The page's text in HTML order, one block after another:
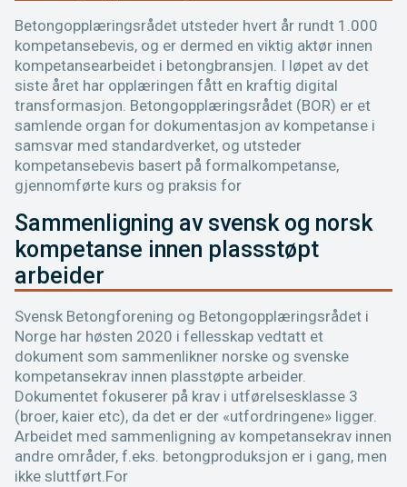
Betongopplæringsrådet utsteder hvert år rundt 1.000
kompetansebevis, og er dermed en viktig aktør innen
kompetansearbeidet i betongbransjen. I løpet av det
siste året har opplæringen fått en kraftig digital
transformasjon. Betongopplæringsrådet (BOR) er et
samlende organ for dokumentasjon av kompetanse i
samsvar med standardverket, og utsteder
kompetansebevis basert på formalkompetanse,
gjennomførte kurs og praksis for
Sammenligning av svensk og norsk
kompetanse innen plassstøpt
arbeider
Svensk Betongforening og Betongopplæringsrådet i
Norge har høsten 2020 i fellesskap vedtatt et
dokument som sammenlikner norske og svenske
kompetansekrav innen plasstøpte arbeider.
Dokumentet fokuserer på krav i utførelsesklasse 3
(broer, kaier etc), da det er der «utfordringene» ligger.
Arbeidet med sammenligning av kompetansekrav innen
andre områder, f.eks. betongproduksjon er i gang, men
ikke sluttført.For